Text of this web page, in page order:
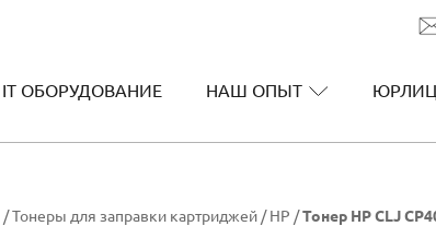
IT ОБОРУДОВАНИЕ НАШ ОПЫТ
/Тонеры для заправки картриджей /HP /Тонер HP CLJ